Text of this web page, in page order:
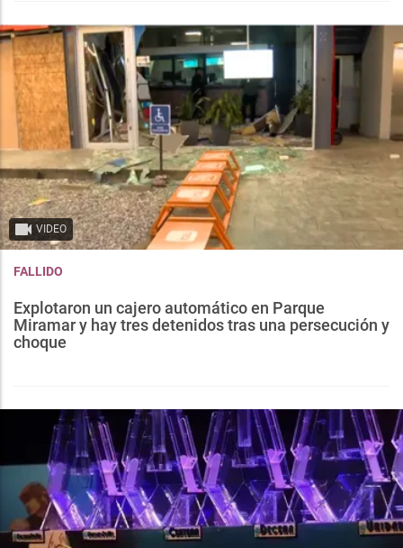
VIDEO
FALLIDO
Explotaron un cajero automático en Parque
Miramar y hay tres detenidos tras una persecución y
choque